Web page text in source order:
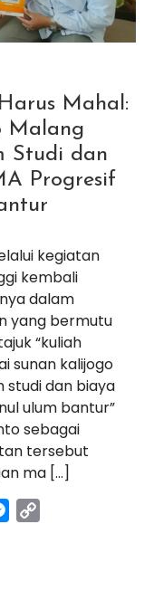
Mahal:
Malang
Studi dan
Progresif
kegiatan
kembali
dalam
yang bermutu
“kuliah
sunan kalijogo
dan biaya
ulum bantur”
sebagai
tersebut
ma […]
messenger